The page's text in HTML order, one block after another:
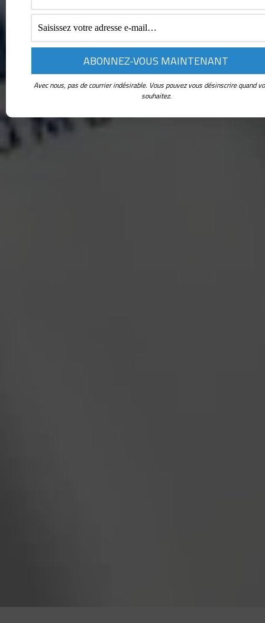
Avec nous, pas de courrier indésirable. Vous pouvez vous désinscrire quand
souhaitez.